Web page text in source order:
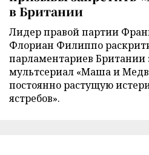
в Британии
Лидер правой партии
Флориан Филиппо
парламентариев Британии
мультсериал «Маша и
постоянно растущую
ястребов».